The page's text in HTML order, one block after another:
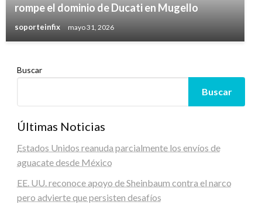
rompe el dominio de Ducati en Mugello
soporteinfix mayo 31, 2026
Buscar
Buscar
Últimas Noticias
Estados Unidos reanuda parcialmente los envíos de
aguacate desde México
EE. UU. reconoce apoyo de Sheinbaum contra el narco
pero advierte que persisten desafíos